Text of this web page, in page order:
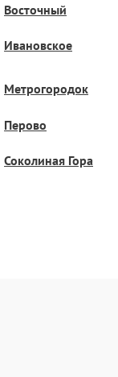
Восточный
Ивановское
Метрогородок
Перово
Соколиная Гора